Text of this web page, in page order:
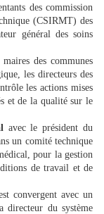
descommission
(CSIRMT) des
général des soins
des communes
les directeurs des
les actions mises
et de la qualité sur le
avec le président du
un comité technique
pour la gestion
de travail et de
convergent avec un
directeur du système